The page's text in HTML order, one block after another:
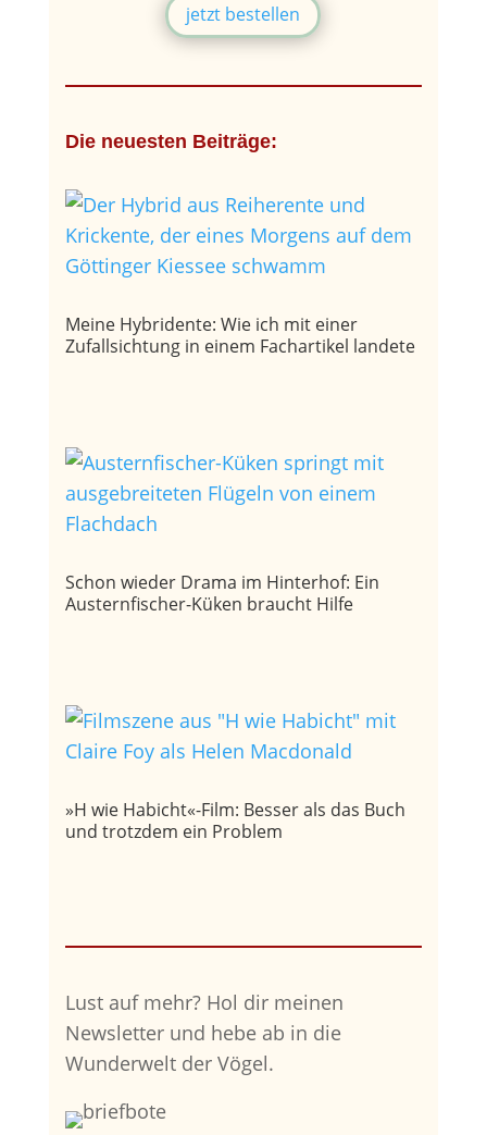
jetzt bestellen
Die neuesten Beiträge:
Meine Hybridente: Wie ich mit einer
Zufallsichtung in einem Fachartikel landete
Schon wieder Drama im Hinterhof: Ein
Austernfischer-Küken braucht Hilfe
»H wie Habicht«-Film: Besser als das Buch
und trotzdem ein Problem
Lust auf mehr? Hol dir meinen
Newsletter und hebe ab in die
Wunderwelt der Vögel.